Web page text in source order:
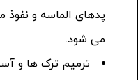
پدهای الماسه و
می شود.
ترمیم ترک ها و